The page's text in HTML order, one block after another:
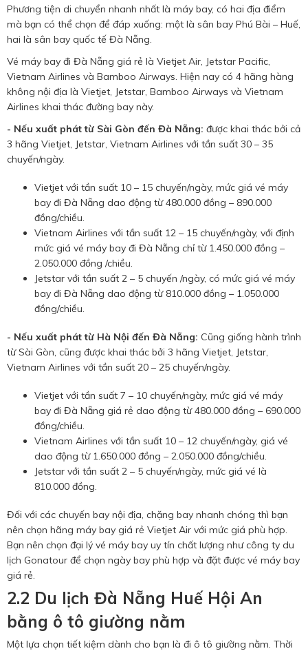
Phương tiện di chuyển nhanh nhất là máy bay, có hai địa điểm
mà bạn có thể chọn để đáp xuống: một là sân bay Phú Bài – Huế,
hai là sân bay quốc tế Đà Nẵng.
Vé máy bay đi Đà Nẵng giá rẻ là Vietjet Air, Jetstar Pacific,
Vietnam Airlines và Bamboo Airways. Hiện nay có 4 hãng hàng
không nội địa là Vietjet, Jetstar, Bamboo Airways và Vietnam
Airlines khai thác đường bay này.
- Nếu xuất phát từ Sài Gòn đến Đà Nẵng: được khai thác bởi cả
3 hãng Vietjet, Jetstar, Vietnam Airlines với tần suất 30 – 35
chuyến/ngày.
Vietjet với tần suất 10 – 15 chuyến/ngày, mức giá vé máy
bay đi Đà Nẵng dao động từ 480.000 đồng – 890.000
đồng/chiều.
Vietnam Airlines với tần suất 12 – 15 chuyến/ngày, với định
mức giá vé máy bay đi Đà Nẵng chỉ từ 1.450.000 đồng –
2.050.000 đồng /chiều.
Jetstar với tần suất 2 – 5 chuyến /ngày, có mức giá vé máy
bay đi Đà Nẵng dao động từ 810.000 đồng – 1.050.000
đồng/chiều.
- Nếu xuất phát từ Hà Nội đến Đà Nẵng: Cũng giống hành trình
từ Sài Gòn, cũng được khai thác bởi 3 hãng Vietjet, Jetstar,
Vietnam Airlines với tần suất 20 – 25 chuyến/ngày.
Vietjet với tần suất 7 – 10 chuyến/ngày, mức giá vé máy
bay đi Đà Nẵng giá rẻ dao động từ 480.000 đồng – 690.000
đồng/chiều.
Vietnam Airlines với tần suất 10 – 12 chuyến/ngày, giá vé
dao động từ 1.650.000 đồng – 2.050.000 đồng/chiều.
Jetstar với tần suất 2 – 5 chuyến/ngày, mức giá vé là
810.000 đồng.
Đối với các chuyến bay nội địa, chặng bay nhanh chóng thì bạn
nên chọn hãng máy bay giá rẻ Vietjet Air với mức giá phù hợp.
Bạn nên chọn đại lý vé máy bay uy tín chất lượng như công ty du
lịch Gonatour để chọn ngày bay phù hợp và đặt được vé máy bay
giá rẻ.
2.2 Du lịch Đà Nẵng Huế Hội An
bằng ô tô giường nằm
Một lựa chọn tiết kiệm dành cho bạn là đi ô tô giường nằm. Thời